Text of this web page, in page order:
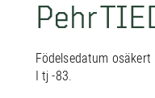
Pehr
Födelsedatum osäkert
I tj -83.